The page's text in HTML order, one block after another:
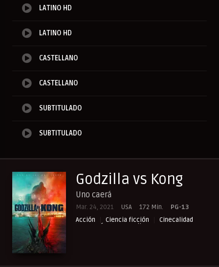
LATINO HD
LATINO HD
CASTELLANO
CASTELLANO
SUBTITULADO
SUBTITULADO
Godzilla vs Kong
Uno caerá
Mar. 24, 2021 USA 172 Min.
PG-13
Acción
Ciencia ficción
Cinecalidad
Fantasía
NewPelis org